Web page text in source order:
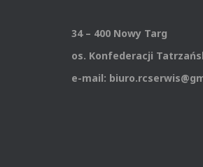
34 – 400 Nowy Targ
os. Konfederacji
e-mail: